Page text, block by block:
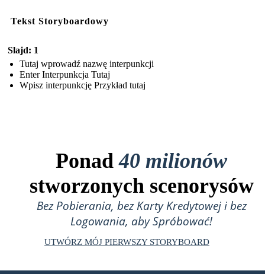
Tekst Storyboardowy
Slajd: 1
Tutaj wprowadź nazwę interpunkcji
Enter Interpunkcja Tutaj
Wpisz interpunkcję Przykład tutaj
Ponad40 milionów
stworzonych scenorysów
Bez Pobierania, bez Karty Kredytowej i bez
Logowania, aby Spróbować!
UTWÓRZ MÓJ PIERWSZY STORYBOARD